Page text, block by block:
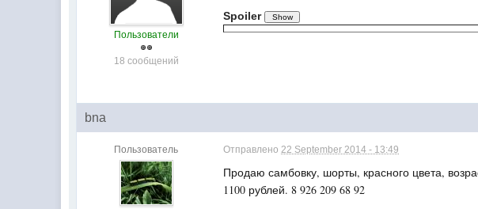
Пользователи
18 сообщений
Spoiler
bna
Пользователь Отправлено22 September 2014 - 13:49
Продаю самбовку, шорты, красного цвета,
1100 рублей. 8 926 209 68 92